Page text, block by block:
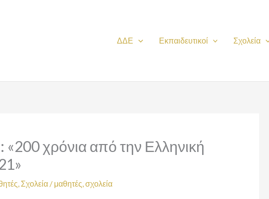
ΔΔΕ Εκπαιδευτικοί Σχολεία
«200 χρόνια από την Ελληνική
, Σχολεία / μαθητές,σχολεία